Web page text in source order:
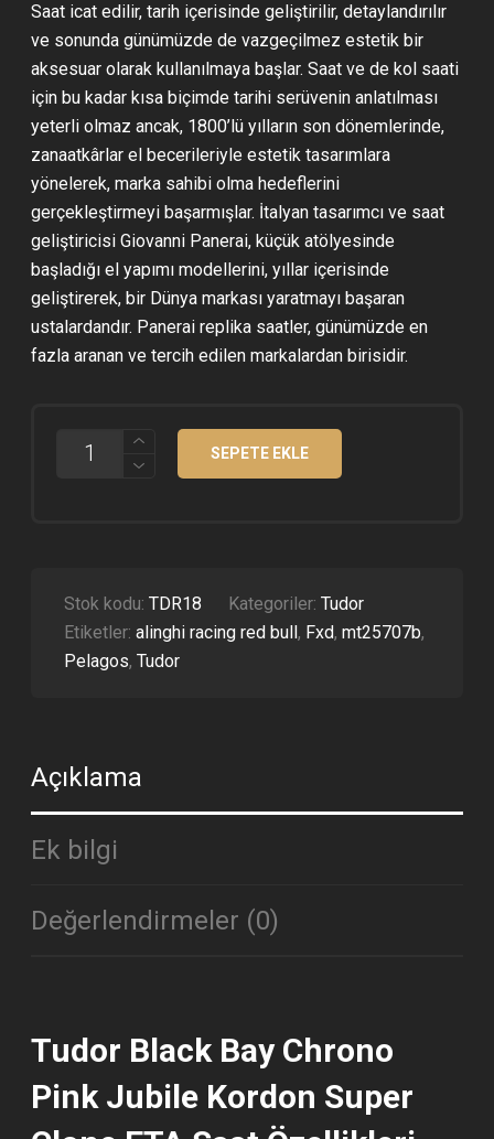
Saat icat edilir, tarih içerisinde geliştirilir, detaylandırılır
ve sonunda günümüzde de vazgeçilmez estetik bir
aksesuar olarak kullanılmaya başlar. Saat ve de kol saati
için bu kadar kısa biçimde tarihi serüvenin anlatılması
yeterli olmaz ancak, 1800’lü yılların son dönemlerinde,
zanaatkârlar el becerileriyle estetik tasarımlara
yönelerek, marka sahibi olma hedeflerini
gerçekleştirmeyi başarmışlar. İtalyan tasarımcı ve saat
geliştiricisi Giovanni Panerai, küçük atölyesinde
başladığı el yapımı modellerini, yıllar içerisinde
geliştirerek, bir Dünya markası yaratmayı başaran
ustalardandır. Panerai replika saatler, günümüzde en
fazla aranan ve tercih edilen markalardan birisidir.
BLACK
CLONE
ETA
ADET
SEPETE EKLE
Stok kodu:TDR18 Kategoriler:Tudor
Etiketler:alinghi racing red bull, Fxd,mt25707b,
Pelagos,Tudor
Açıklama
Ek bilgi
Değerlendirmeler (0)
Tudor Black Bay Chrono
Pink Jubile Kordon Super